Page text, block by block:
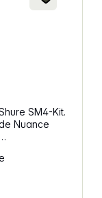
SM4-Kit.
Nuance
in dein